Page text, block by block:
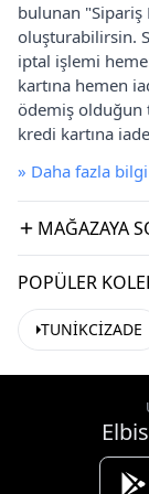
bulunan
oluşturabilirsin.
iptal işlemi
kartına hemen
ödemiş olduğun
kredi kartına
» Daha fazla
MAĞAZAYA
POPÜLER
TUNİKCİZADE